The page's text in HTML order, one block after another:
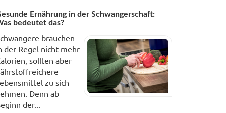
Ernährung in der Schwangerschaft:
bedeutet das?
brauchen
der Regel nicht mehr
sollten aber
zu sich
Denn ab
der...